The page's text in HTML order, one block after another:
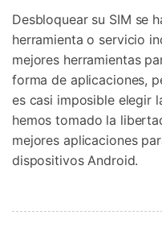
Reparación de Móviles
Protección del Móvil
Encuentra Más Soluciones
Iniciar sesión
Desbloquear su SIM se
herramienta o servicio
mejores herramientas
forma de aplicaciones,
es casi imposible elegir
hemos tomado la
mejores aplicaciones
dispositivos Android.